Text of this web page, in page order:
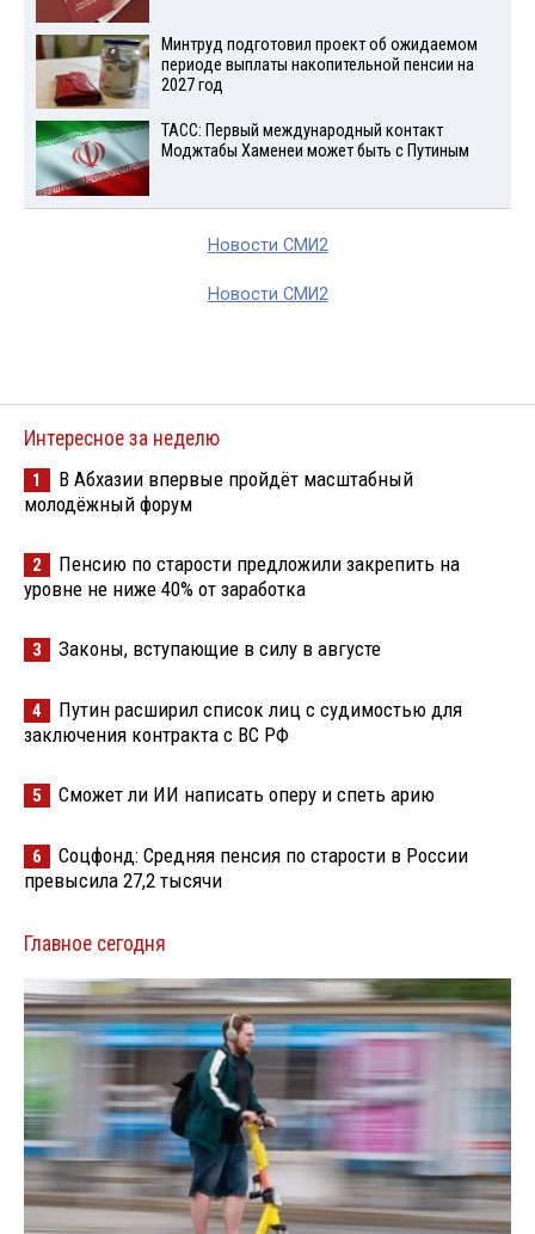
Минтруд подготовил проект об ожидаемом
периоде выплаты накопительной пенсии на
2027 год
ТАСС: Первый международный контакт
Моджтабы Хаменеи может быть с Путиным
Новости СМИ2
Новости СМИ2
Интересное за неделю
1
В Абхазии впервые пройдёт масштабный
молодёжный форум
2
Пенсию по старости предложили закрепить на
уровне не ниже 40% от заработка
3 Законы, вступающие в силу в августе
4
Путин расширил список лиц с судимостью для
заключения контракта с ВС РФ
5 Сможет ли ИИ написать оперу и спеть арию
6
Соцфонд: Средняя пенсия по старости в России
превысила 27,2 тысячи
Главное сегодня